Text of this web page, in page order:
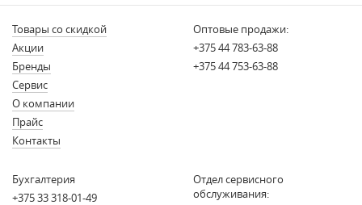
Товары со скидкой
Акции
Бренды
Сервис
О компании
Прайс
Контакты
Оптовые продажи:
+375 44 783-63-88
+375 44 753-63-88
Бухгалтерия
+375 33 318-01-49
Отдел сервисного
обслуживания: